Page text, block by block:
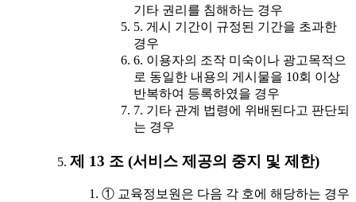
기타 권리를 침해하는 경우
5. 게시 기간이 규정된 기간을 초과한
경우
6. 이용자의 조작 미숙이나 광고목적으
로 동일한 내용의 게시물을 10회 이상
반복하여 등록하였을 경우
7. 기타 관계 법령에 위배된다고 판단되
는 경우
제 13 조 (서비스 제공의 중지 및 제한)
① 교육정보원은 다음 각 호에 해당하는 경우